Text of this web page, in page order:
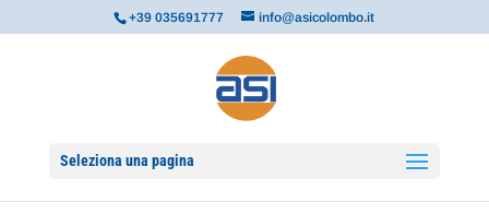
+39 035691777 info@asicolombo.it
Seleziona una pagina